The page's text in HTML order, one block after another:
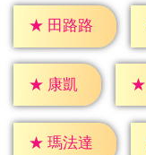
★ 田路路
★ 康凱 ★
★ 瑪法達